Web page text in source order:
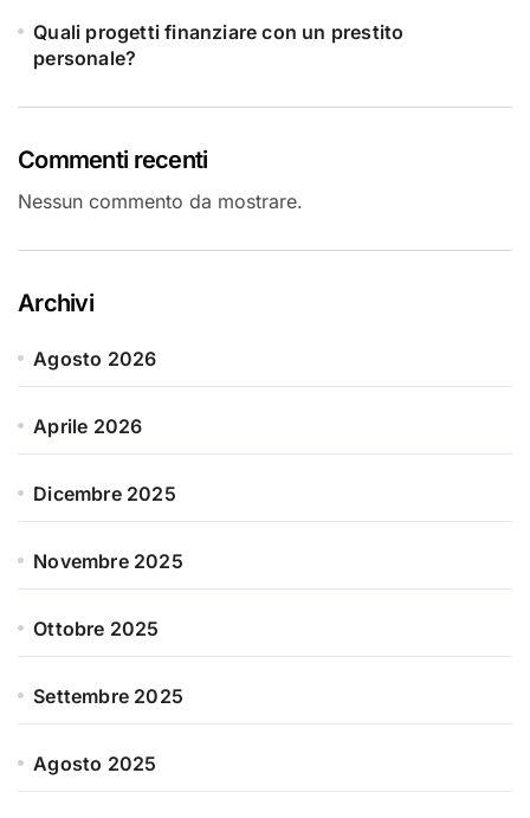
Quali progetti finanziare con un prestito
personale?
Commenti recenti
Nessun commento da mostrare.
Archivi
Agosto 2026
Aprile 2026
Dicembre 2025
Novembre 2025
Ottobre 2025
Settembre 2025
Agosto 2025